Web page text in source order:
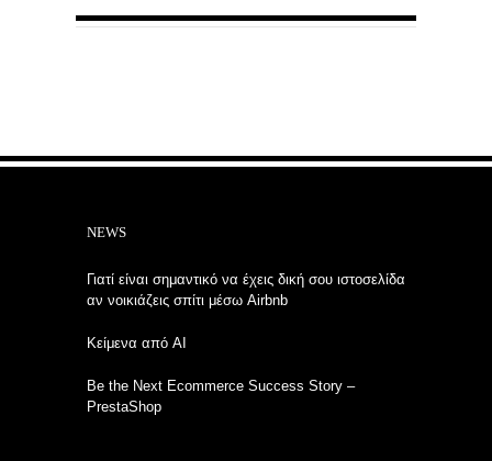
NEWS
Γιατί είναι σημαντικό να έχεις δική σου ιστοσελίδα
αν νοικιάζεις σπίτι μέσω Airbnb
Κείμενα από AI
Be the Next Ecommerce Success Story –
PrestaShop